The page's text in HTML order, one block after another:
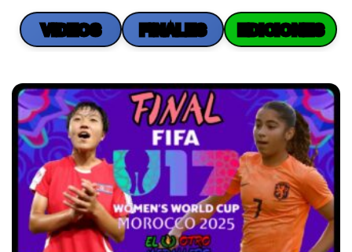
VIDEOS FINALES EDICIONES